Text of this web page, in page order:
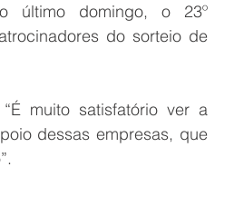
último domingo, o 23º
do sorteio de
muito satisfatório ver a
dessas empresas, que